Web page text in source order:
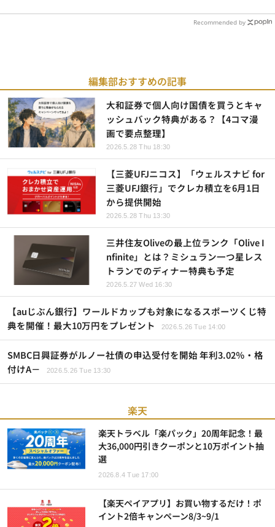
Recommended by
編集部おすすめの記事
大和証券で個人向け国債を買うとキャ
ッシュバック特典がある？【4コマ漫
画で要点整理】
2026.5.28 Thu 18:30
【三菱UFJニコス】「ウェルスナビ for
三菱UFJ銀行」でクレカ積立を6月1日
から提供開始
2026.5.28 Thu 13:30
三井住友Oliveの最上位ランク「Olive I
nfinite」とは？ミシュラン一つ星レス
トランでのディナー特典も予定
2026.5.27 Wed 16:30
【auじぶん銀行】ワールドカップも対象になるスポーツくじ特
典を開催！最大10万円をプレゼント
2026.5.26 Tue 14:00
SMBC日興証券がルノー社債の申込受付を開始 年利3.02％・格
付けA－
2026.5.26 Tue 13:30
楽天
楽天トラベル「楽パック」20周年記念！最
大36,000円引きクーポンと10万ポイント抽
選
2026.8.4 Tue 17:00
【楽天ペイアプリ】お買い物するだけ！ポ
イント2倍キャンペーン8/3~9/1